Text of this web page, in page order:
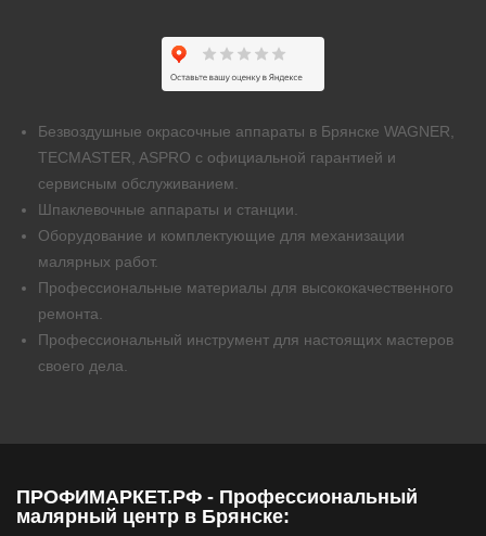
Безвоздушные окрасочные аппараты в Брянске WAGNER,
TECMASTER, ASPRO с официальной гарантией и
сервисным обслуживанием.
Шпаклевочные аппараты и станции.
Оборудование и комплектующие для механизации
малярных работ.
Профессиональные материалы для высококачественного
ремонта.
Профессиональный инструмент для настоящих мастеров
своего дела.
ПРОФИМАРКЕТ.РФ - Профессиональный
малярный центр в Брянске: